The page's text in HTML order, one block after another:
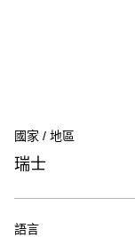
國家 / 地區
瑞士
語言